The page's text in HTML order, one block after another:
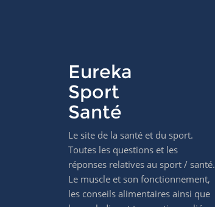
Eureka
Sport
Santé
Le site de la santé et du sport.
Toutes les questions et les
réponses relatives au sport / santé.
Le muscle et son fonctionnement,
les conseils alimentaires ainsi que